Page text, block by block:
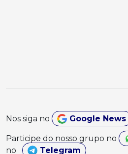
Nos siga no Google News
Participe do nosso grupo no
no
Telegram